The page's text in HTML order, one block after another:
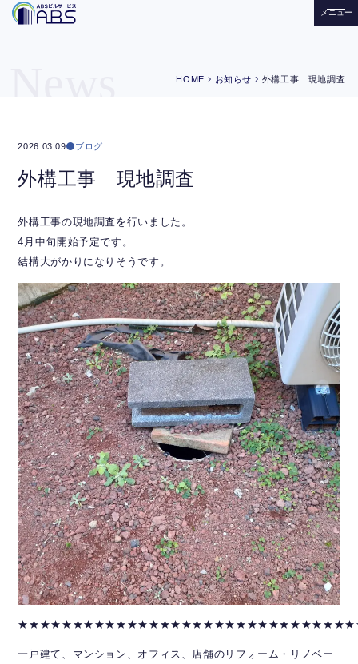
メニュー
HOME chevron_right お知らせ chevron_right外構工事 現地調査
2026.03.09 ブログ
外構工事 現地調査
外構工事の現地調査を行いました。
4月中旬開始予定です。
結構大がかりになりそうです。
一戸建て、マンション、オフィス、店舗のリフォーム・リノベー